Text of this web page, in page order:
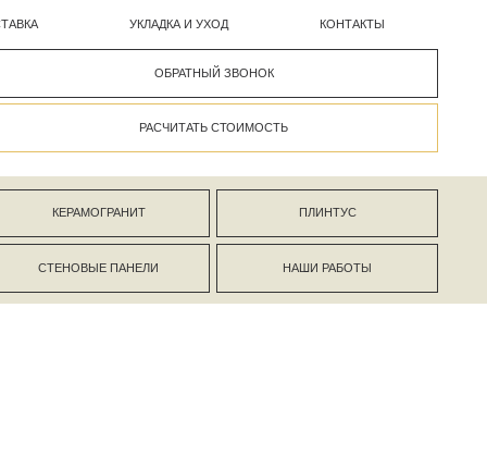
КОНТАКТЫ
УКЛАДКА И УХОД
НАШИ РАБОТЫ
ПЛИНТУС